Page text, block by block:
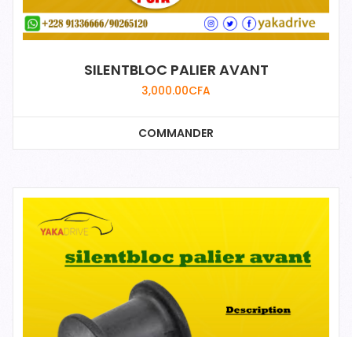
SILENTBLOC PALIER AVANT
3,000.00CFA
COMMANDER